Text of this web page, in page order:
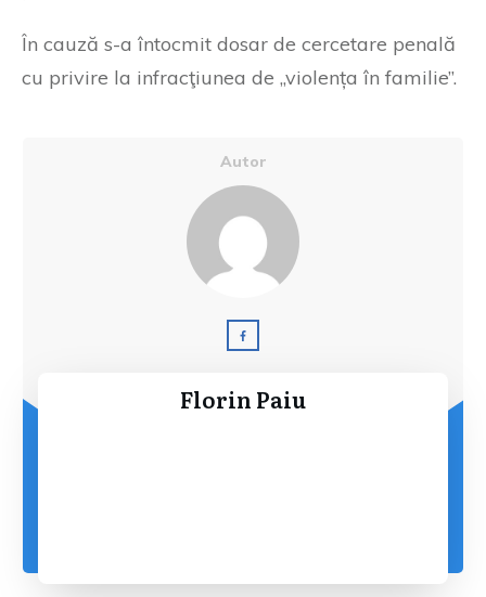
În cauză s-a întocmit dosar de cercetare penală
cu privire la infracţiunea de „violența în familie”.
Autor
Florin Paiu